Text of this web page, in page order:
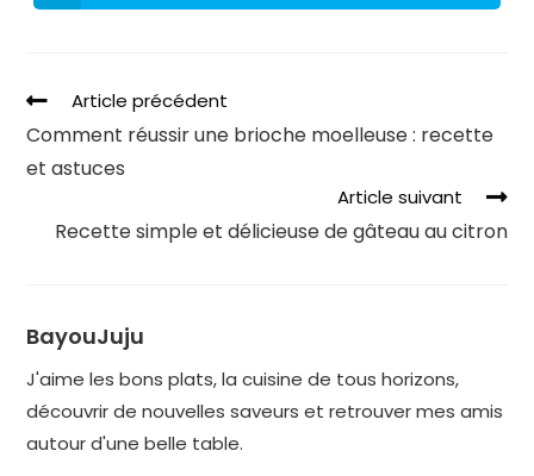
Article précédent
Comment réussir une brioche moelleuse : recette
et astuces
Article suivant
Recette simple et délicieuse de gâteau au citron
BayouJuju
J'aime les bons plats, la cuisine de tous horizons,
découvrir de nouvelles saveurs et retrouver mes amis
autour d'une belle table.